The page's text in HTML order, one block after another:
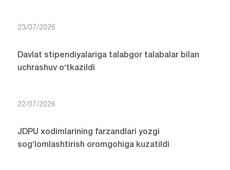
23/07/2026
Davlat stipendiyalariga talabgor talabalar bilan
uchrashuv o‘tkazildi
22/07/2026
JDPU xodimlarining farzandlari yozgi
sog‘lomlashtirish oromgohiga kuzatildi